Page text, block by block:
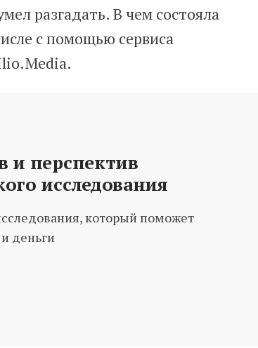
разгадать. В чем состояла
с помощью сервиса
и перспектив
исследования
который поможет
деньги